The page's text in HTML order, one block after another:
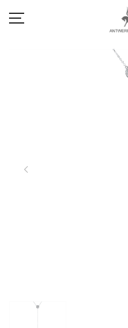
ANTWERP DIAMONDS
3D